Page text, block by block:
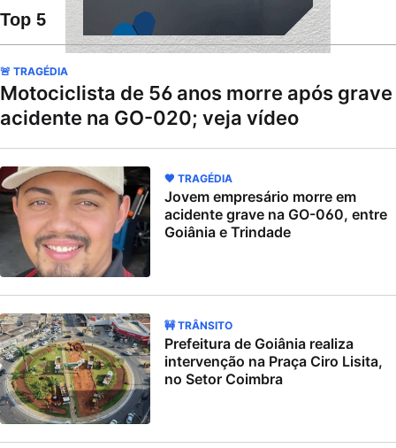
Top 5
🚨 TRAGÉDIA
Motociclista de 56 anos morre após grave
acidente na GO-020; veja vídeo
🖤 TRAGÉDIA
Jovem empresário morre em
acidente grave na GO-060, entre
Goiânia e Trindade
🚧 TRÂNSITO
Prefeitura de Goiânia realiza
intervenção na Praça Ciro Lisita,
no Setor Coimbra